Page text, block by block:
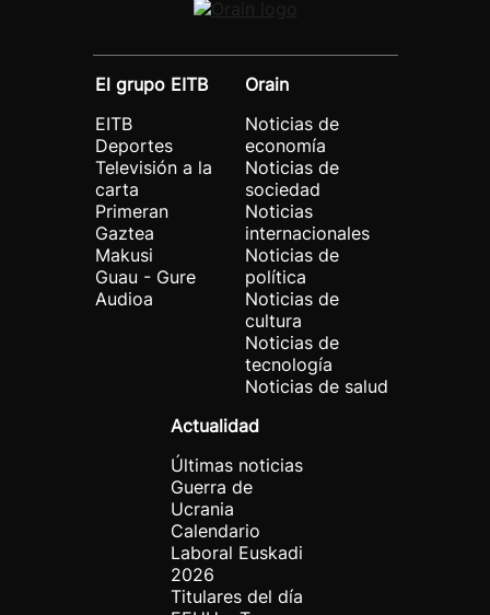
El grupo EITB
EITB
Deportes
Televisión a la
carta
Primeran
Gaztea
Makusi
Guau - Gure
Audioa
Orain
Noticias de
economía
Noticias de
sociedad
Noticias
internacionales
Noticias de
política
Noticias de
cultura
Noticias de
tecnología
Noticias de salud
Actualidad
Últimas noticias
Guerra de
Ucrania
Calendario
Laboral Euskadi
2026
Titulares del día